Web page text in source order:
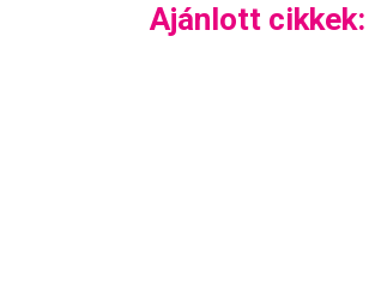
Ajánlott cikkek: